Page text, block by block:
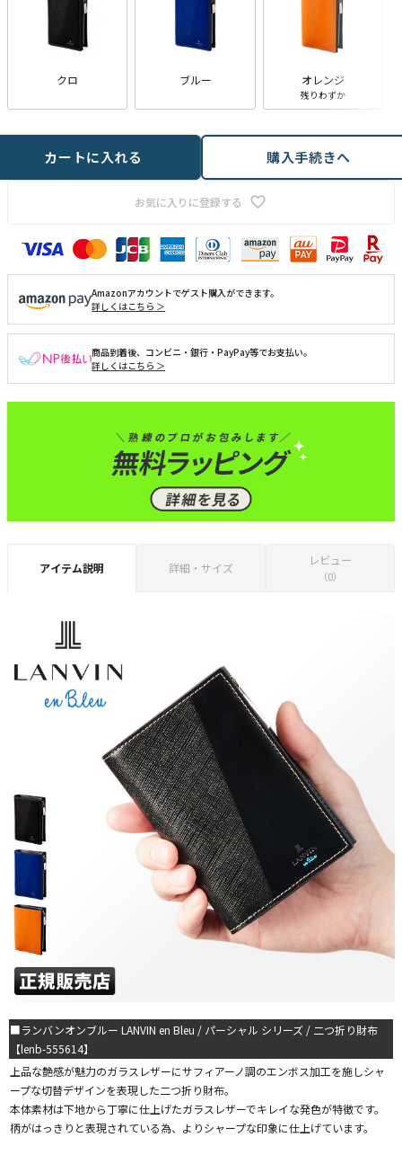
クロ ブルー オレンジ
残りわずか
お気に入りに登録する
カートに入れる 購入手続きへ
Amazonアカウントでゲスト購入ができます。
詳しくはこちら ＞
商品到着後、コンビニ・銀行・PayPay等でお支払い。
詳しくはこちら ＞
アイテム説明 詳細・サイズ
レビュー
（0）
■ランバンオンブルー LANVIN en Bleu / パーシャル シリーズ / 二つ折り財布
【lenb-555614】
上品な艶感が魅力のガラスレザーにサフィアーノ調のエンボス加工を施しシャ
ープな切替デザインを表現した二つ折り財布。
本体素材は下地から丁寧に仕上げたガラスレザーでキレイな発色が特徴です。
柄がはっきりと表現されている為、よりシャープな印象に仕上げています。